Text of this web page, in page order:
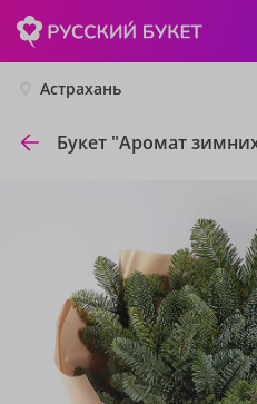
Астрахань
Букет "Аромат